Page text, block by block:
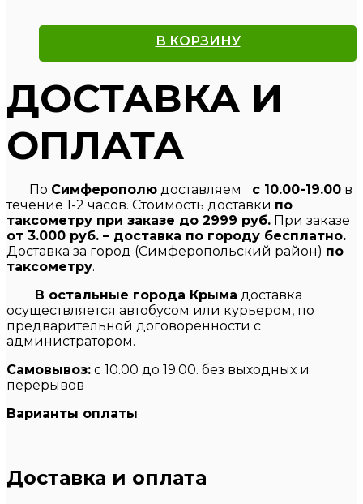
В КОРЗИНУ
ДОСТАВКА И
ОПЛАТА
По Симферополю доставляем с 10.00-19.00 в
течение 1-2 часов. Стоимость доставки по
таксометру при заказе до 2999 руб. При заказе
от 3.000 руб. – доставка по городу бесплатно.
Доставка за город (Симферопольский район) по
таксометру.
В остальные города Крыма доставка
осуществляется автобусом или курьером, по
предварительной договоренности с
администратором.
Самовывоз: с 10.00 до 19.00. без выходных и
перерывов
Варианты оплаты
Доставка и оплата